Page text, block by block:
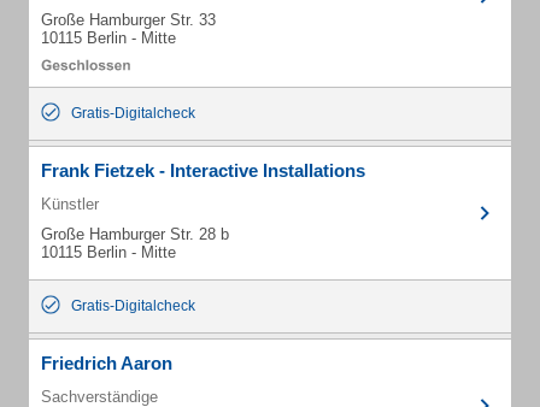
Große Hamburger Str. 33
10115 Berlin - Mitte
Gratis-Digitalcheck
Frank Fietzek - Interactive Installations
Künstler
Große Hamburger Str. 28 b
10115 Berlin - Mitte
Gratis-Digitalcheck
Friedrich Aaron
Sachverständige